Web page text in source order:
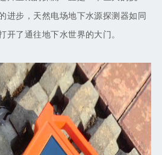
进步，天然电场地下水源探测器如同
开了通往地下水世界的大门。